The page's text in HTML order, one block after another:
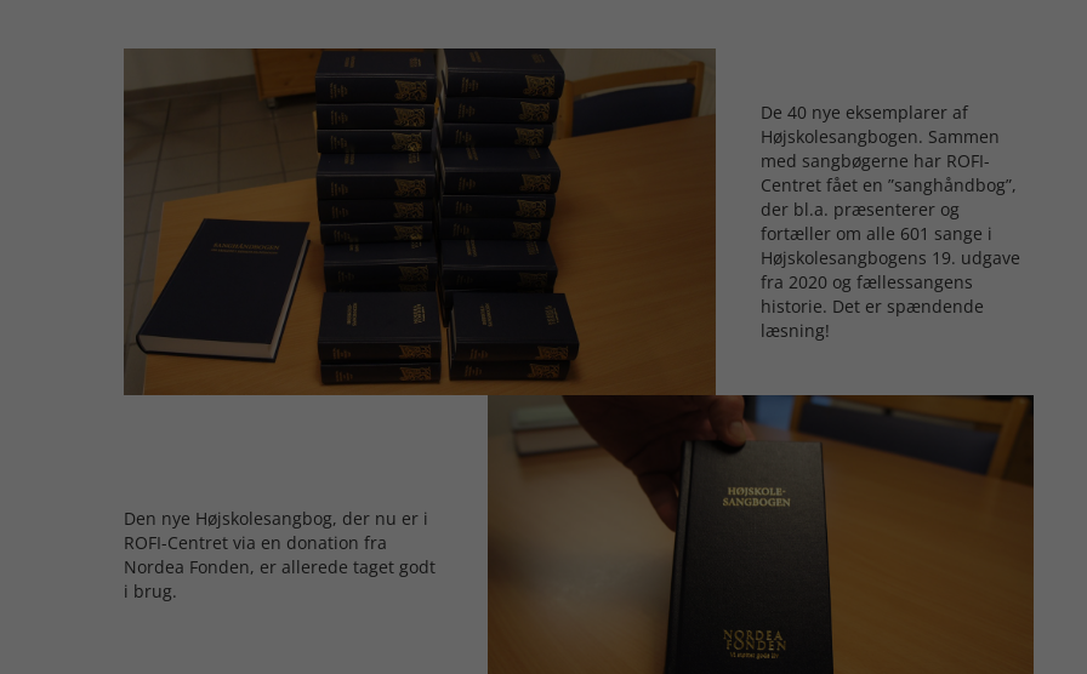
De 40 nye eksemplarer af
Højskolesangbogen. Sammen
med sangbøgerne har ROFI-
Centret fået en ”sanghåndbog”,
der bl.a. præsenterer og
fortæller om alle 601 sange i
Højskolesangbogens 19. udgave
fra 2020 og fællessangens
historie. Det er spændende
læsning!
Den nye Højskolesangbog, der nu er i
ROFI-Centret via en donation fra
Nordea Fonden, er allerede taget godt
i brug.